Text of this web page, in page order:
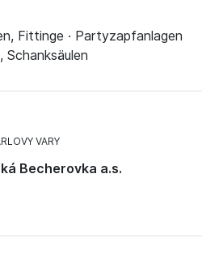
Fittinge · Partyzapfanlagen
Schanksäulen
VARY
Becherovka a.s.